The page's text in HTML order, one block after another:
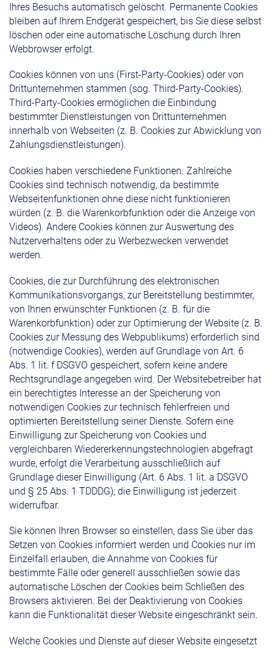
Ihres Besuchs automatisch gelöscht. Permanente Cookies
bleiben auf Ihrem Endgerät gespeichert, bis Sie diese selbst
löschen oder eine automatische Löschung durch Ihren
Webbrowser erfolgt.
Cookies können von uns (First-Party-Cookies) oder von
Drittunternehmen stammen (sog. Third-Party-Cookies).
Third-Party-Cookies ermöglichen die Einbindung
bestimmter Dienstleistungen von Drittunternehmen
innerhalb von Webseiten (z. B. Cookies zur Abwicklung von
Zahlungsdienstleistungen).
Cookies haben verschiedene Funktionen. Zahlreiche
Cookies sind technisch notwendig, da bestimmte
Webseitenfunktionen ohne diese nicht funktionieren
würden (z. B. die Warenkorbfunktion oder die Anzeige von
Videos). Andere Cookies können zur Auswertung des
Nutzerverhaltens oder zu Werbezwecken verwendet
werden.
Cookies, die zur Durchführung des elektronischen
Kommunikationsvorgangs, zur Bereitstellung bestimmter,
von Ihnen erwünschter Funktionen (z. B. für die
Warenkorbfunktion) oder zur Optimierung der Website (z. B.
Cookies zur Messung des Webpublikums) erforderlich sind
(notwendige Cookies), werden auf Grundlage von Art. 6
Abs. 1 lit. f DSGVO gespeichert, sofern keine andere
Rechtsgrundlage angegeben wird. Der Websitebetreiber hat
ein berechtigtes Interesse an der Speicherung von
notwendigen Cookies zur technisch fehlerfreien und
optimierten Bereitstellung seiner Dienste. Sofern eine
Einwilligung zur Speicherung von Cookies und
vergleichbaren Wiedererkennungstechnologien abgefragt
wurde, erfolgt die Verarbeitung ausschließlich auf
Grundlage dieser Einwilligung (Art. 6 Abs. 1 lit. a DSGVO
und § 25 Abs. 1 TDDDG); die Einwilligung ist jederzeit
widerrufbar.
Sie können Ihren Browser so einstellen, dass Sie über das
Setzen von Cookies informiert werden und Cookies nur im
Einzelfall erlauben, die Annahme von Cookies für
bestimmte Fälle oder generell ausschließen sowie das
automatische Löschen der Cookies beim Schließen des
Browsers aktivieren. Bei der Deaktivierung von Cookies
kann die Funktionalität dieser Website eingeschränkt sein.
Welche Cookies und Dienste auf dieser Website eingesetzt